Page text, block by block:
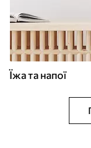
Їжа та напої